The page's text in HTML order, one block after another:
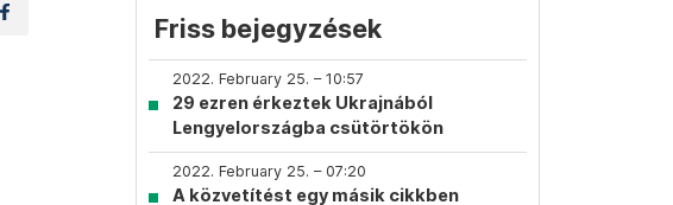
Friss bejegyzések
2022. February 25. – 10:57
29 ezren érkeztek Ukrajnából
Lengyelországba csütörtökön
2022. February 25. – 07:20
A közvetítést egy másik cikkben